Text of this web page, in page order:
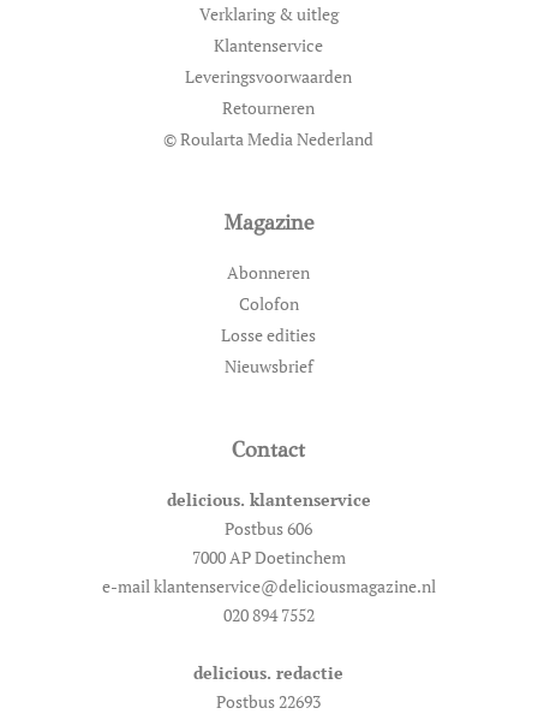
Verklaring & uitleg
Klantenservice
Leveringsvoorwaarden
Retourneren
© Roularta Media Nederland
Magazine
Abonneren
Colofon
Losse edities
Nieuwsbrief
Contact
delicious. klantenservice
Postbus 606
7000 AP Doetinchem
e-mail klantenservice@deliciousmagazine.nl
020 894 7552
delicious. redactie
Postbus 22693